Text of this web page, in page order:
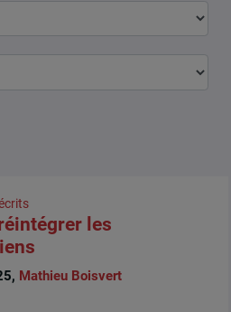
les
Mathieu Boisvert